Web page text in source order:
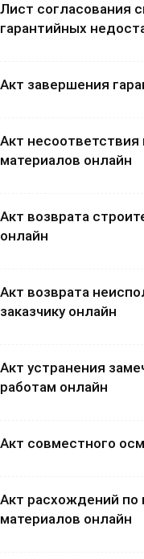
Лист согласования
гарантийных
Акт завершения
Акт
материалов онлайн
Акт возврата
онлайн
Акт возврата
заказчику онлайн
Акт устранения
работам онлайн
Акт совместного
Акт расхождений по
материалов онлайн